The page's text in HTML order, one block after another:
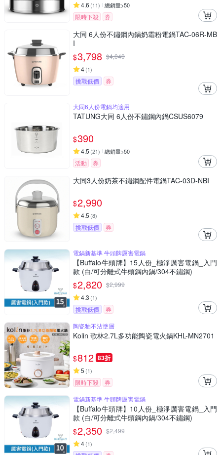
4.6 (11) 總銷量>50
限時下殺 券
大同 6人份不鏽鋼內鍋奶霜粉電鍋TAC-06R-MB
I
$3,798 $4,040
4(1)
挑戰低價 券
大同6人份電鍋均適用
TATUNG大同 6人份不鏽鋼內鍋CSUS6079
$390
4.5 (21) 總銷量>50
活動 券
大同3人份奶茶不鏽鋼配件電鍋TAC-03D-NBI
$2,990
4.5 (8)
挑戰低價 券
電鍋新基準 牛頭牌厲害電鍋
【Buffalo牛頭牌】15人份_極淨厲害電鍋_入門
款 (白/可分離式牛頭鋼內鍋/304不鏽鋼)
$2,820 $2,999
4.3 (1)
挑戰低價
券
陶瓷釉不沾塗層
Kolin 歌林2.7L多功能陶瓷電火鍋KHL-MN2701
$812 83折
5 (1)
限時下殺
券
電鍋新基準 牛頭牌厲害電鍋
【Buffalo牛頭牌】10人份_極淨厲害電鍋_入門
款 (白/可分離式牛頭鋼內鍋/304不鏽鋼)
$2,350 $2,499
4(1)